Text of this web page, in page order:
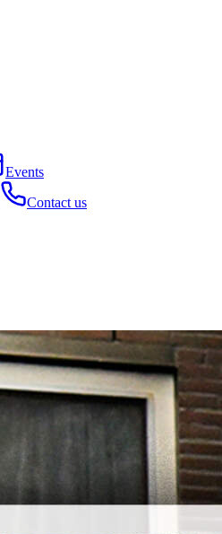
Events
Contact us